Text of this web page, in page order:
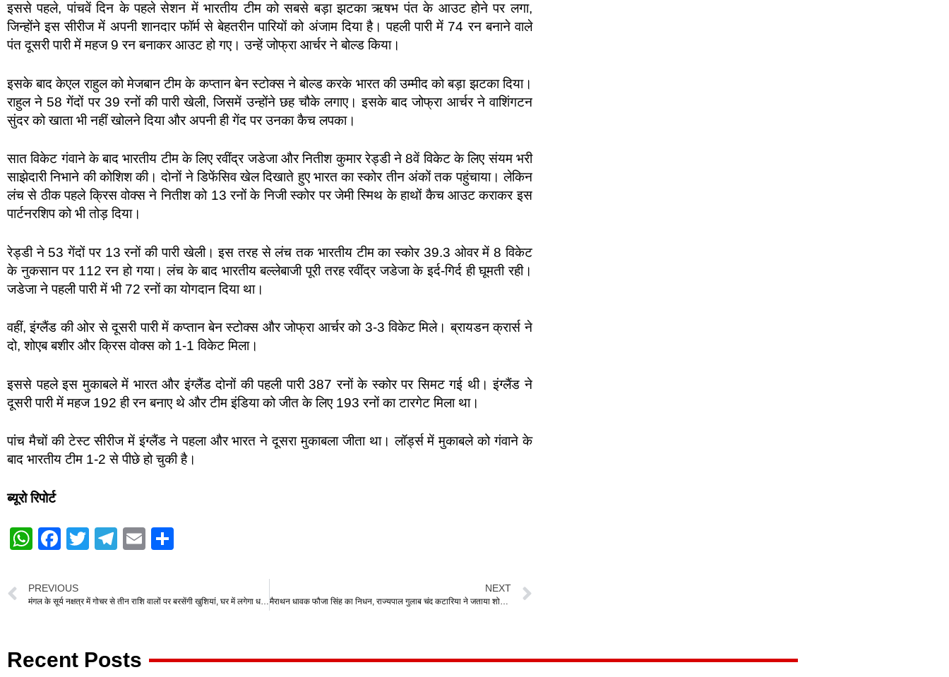
इससे पहले, पांचवें दिन के पहले सेशन में भारतीय टीम को सबसे बड़ा झटका ऋषभ पंत के आउट होने पर लगा,
जिन्होंने इस सीरीज में अपनी शानदार फॉर्म से बेहतरीन पारियों को अंजाम दिया है। पहली पारी में 74 रन बनाने वाले
पंत दूसरी पारी में महज 9 रन बनाकर आउट हो गए। उन्हें जोफ्रा आर्चर ने बोल्ड किया।
इसके बाद केएल राहुल को मेजबान टीम के कप्तान बेन स्टोक्स ने बोल्ड करके भारत की उम्मीद को बड़ा झटका दिया।
राहुल ने 58 गेंदों पर 39 रनों की पारी खेली, जिसमें उन्होंने छह चौके लगाए। इसके बाद जोफ्रा आर्चर ने वाशिंगटन
सुंदर को खाता भी नहीं खोलने दिया और अपनी ही गेंद पर उनका कैच लपका।
सात विकेट गंवाने के बाद भारतीय टीम के लिए रवींद्र जडेजा और नितीश कुमार रेड्डी ने 8वें विकेट के लिए संयम भरी
साझेदारी निभाने की कोशिश की। दोनों ने डिफेंसिव खेल दिखाते हुए भारत का स्कोर तीन अंकों तक पहुंचाया। लेकिन
लंच से ठीक पहले क्रिस वोक्स ने नितीश को 13 रनों के निजी स्कोर पर जेमी स्मिथ के हाथों कैच आउट कराकर इस
पार्टनरशिप को भी तोड़ दिया।
रेड्डी ने 53 गेंदों पर 13 रनों की पारी खेली। इस तरह से लंच तक भारतीय टीम का स्कोर 39.3 ओवर में 8 विकेट
के नुकसान पर 112 रन हो गया। लंच के बाद भारतीय बल्लेबाजी पूरी तरह रवींद्र जडेजा के इर्द-गिर्द ही घूमती रही।
जडेजा ने पहली पारी में भी 72 रनों का योगदान दिया था।
वहीं, इंग्लैंड की ओर से दूसरी पारी में कप्तान बेन स्टोक्स और जोफ्रा आर्चर को 3-3 विकेट मिले। ब्रायडन क्रार्स ने
दो, शोएब बशीर और क्रिस वोक्स को 1-1 विकेट मिला।
इससे पहले इस मुकाबले में भारत और इंग्लैंड दोनों की पहली पारी 387 रनों के स्कोर पर सिमट गई थी। इंग्लैंड ने
दूसरी पारी में महज 192 ही रन बनाए थे और टीम इंडिया को जीत के लिए 193 रनों का टारगेट मिला था।
पांच मैचों की टेस्ट सीरीज में इंग्लैंड ने पहला और भारत ने दूसरा मुकाबला जीता था। लॉर्ड्स में मुकाबले को गंवाने के
बाद भारतीय टीम 1-2 से पीछे हो चुकी है।
ब्यूरो रिपोर्ट
W
at
s
p
F
c
e
o
T
er
T
gr
m
E
e
PREVIOUS
मंगल के सूर्य नक्षत्र में गोचर से तीन राशि वालों पर बरसेंगी खुशियां, घर में लगेगा धन का ढेर।
NEXT
मैराथन धावक फौजा सिंह का निधन, राज्यपाल गुलाब चंद कटारिया ने जताया शोक।
Recent Posts